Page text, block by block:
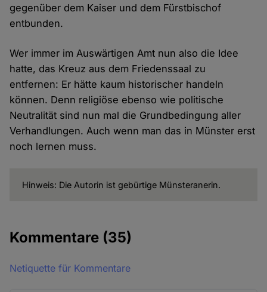
gegenüber dem Kaiser und dem Fürstbischof
entbunden.
Wer immer im Auswärtigen Amt nun also die Idee
hatte, das Kreuz aus dem Friedenssaal zu
entfernen: Er hätte kaum historischer handeln
können. Denn religiöse ebenso wie politische
Neutralität sind nun mal die Grundbedingung aller
Verhandlungen. Auch wenn man das in Münster erst
noch lernen muss.
Hinweis: Die Autorin ist gebürtige Münsteranerin.
Kommentare (35)
Netiquette für Kommentare